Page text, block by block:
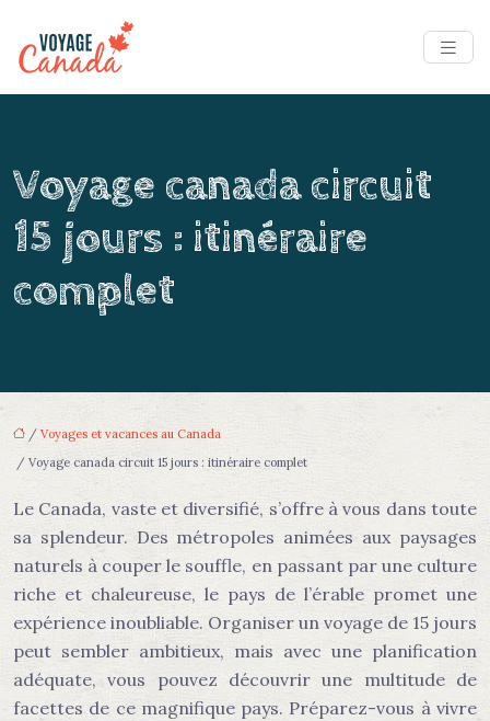
Voyage canada circuit
15 jours : itinéraire
complet
/ Voyages et vacances au Canada
/ Voyage canada circuit 15 jours : itinéraire complet
Le Canada, vaste et diversifié, s’offre à vous dans toute
sa splendeur. Des métropoles animées aux paysages
naturels à couper le souffle, en passant par une culture
riche et chaleureuse, le pays de l’érable promet une
expérience inoubliable. Organiser un voyage de 15 jours
peut sembler ambitieux, mais avec une planification
adéquate, vous pouvez découvrir une multitude de
facettes de ce magnifique pays. Préparez-vous à vivre